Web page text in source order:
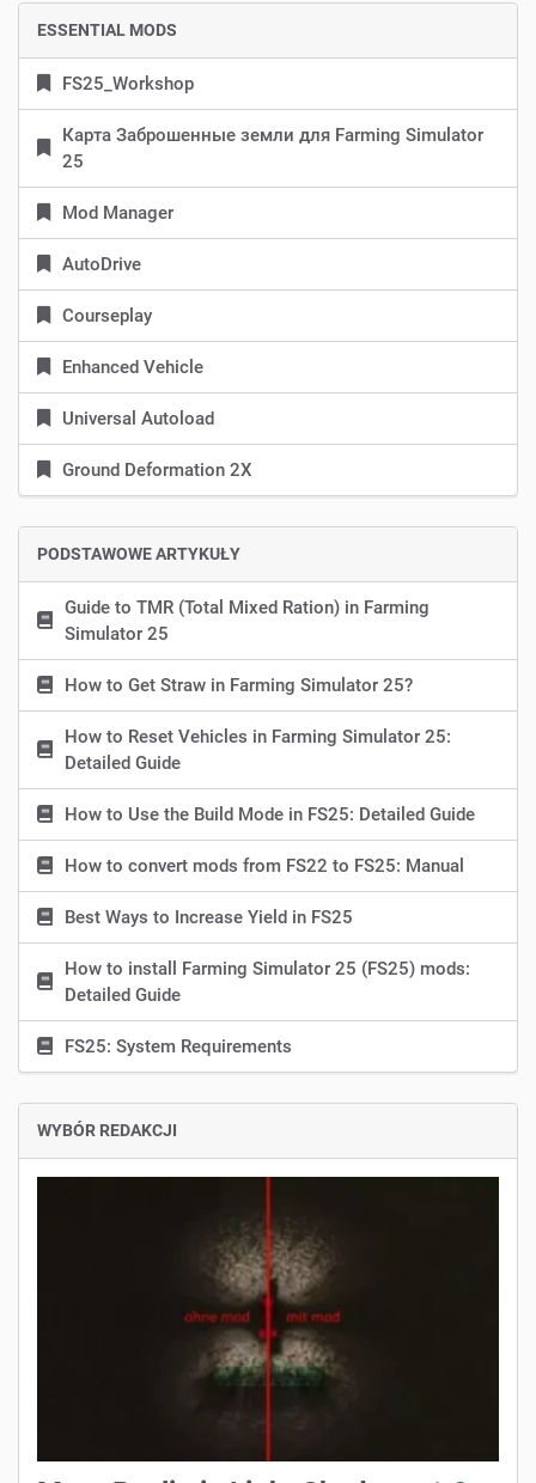
ESSENTIAL MODS
FS25_Workshop
Карта Заброшенные земли для Farming Simulator
25
Mod Manager
AutoDrive
Courseplay
Enhanced Vehicle
Universal Autoload
Ground Deformation 2X
PODSTAWOWE ARTYKUŁY
Guide to TMR (Total Mixed Ration) in Farming
Simulator 25
How to Get Straw in Farming Simulator 25?
How to Reset Vehicles in Farming Simulator 25:
Detailed Guide
How to Use the Build Mode in FS25: Detailed Guide
How to convert mods from FS22 to FS25: Manual
Best Ways to Increase Yield in FS25
How to install Farming Simulator 25 (FS25) mods:
Detailed Guide
FS25: System Requirements
WYBÓR REDAKCJI